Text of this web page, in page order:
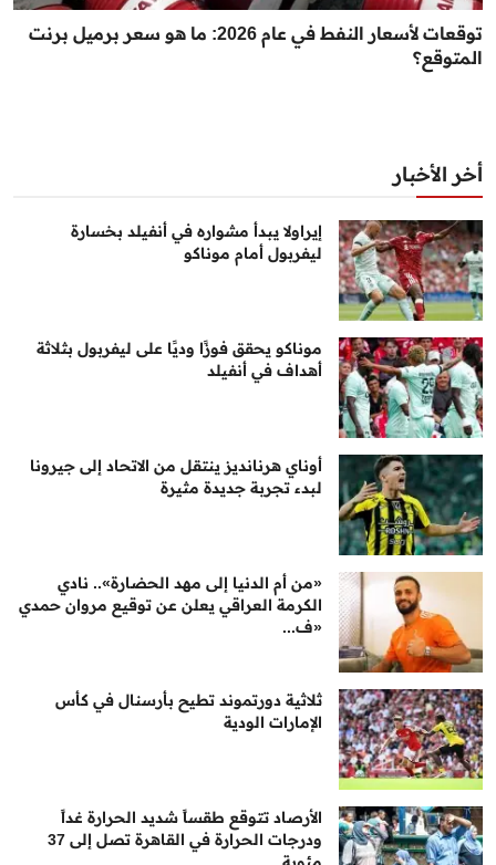
توقعات لأسعار النفط في عام 2026: ما هو سعر برميل برنت
المتوقع؟
أخر الأخبار
إيراولا يبدأ مشواره في أنفيلد بخسارة
ليفربول أمام موناكو
موناكو يحقق فوزًا وديًا على ليفربول بثلاثة
أهداف في أنفيلد
أوناي هرنانديز ينتقل من الاتحاد إلى جيرونا
لبدء تجربة جديدة مثيرة
«من أم الدنيا إلى مهد الحضارة».. نادي
الكرمة العراقي يعلن عن توقيع مروان حمدي
«ف...
ثلاثية دورتموند تطيح بأرسنال في كأس
الإمارات الودية
الأرصاد تتوقع طقساً شديد الحرارة غداً
ودرجات الحرارة في القاهرة تصل إلى 37